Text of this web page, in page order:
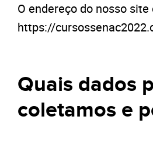
O endereço do nosso site
https://
Quais dados
coletamos e